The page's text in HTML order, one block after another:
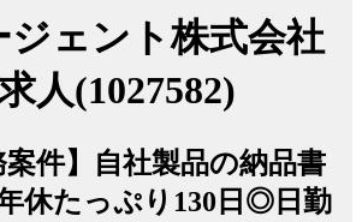
ジェント株式会社
人(1027582)
案件】自社製品の納品書
休たっぷり130日◎日勤